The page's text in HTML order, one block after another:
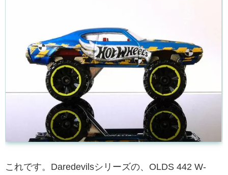
これです。Daredevilsシリーズの、OLDS 442 W-